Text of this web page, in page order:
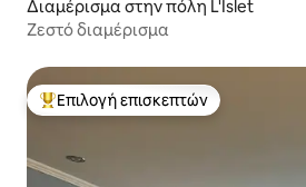
Διαμέρισμα στην πόλη L'Islet
Ζεστό διαμέρισμα
Κορυφαία επιλογή επισκεπτών
Επιλογή επισκεπτών